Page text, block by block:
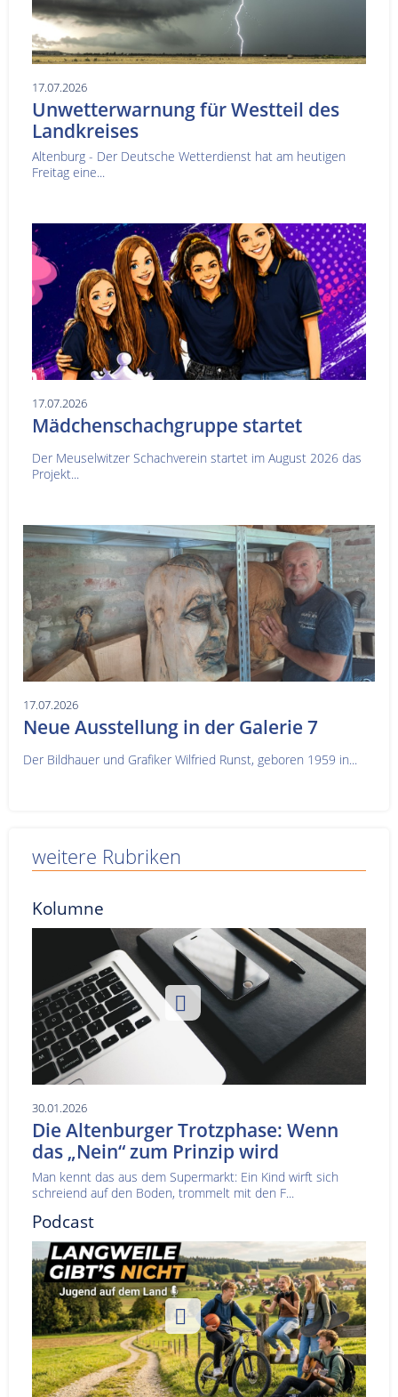
17.07.2026
Unwetterwarnung für Westteil des
Landkreises
Altenburg - Der Deutsche Wetterdienst hat am heutigen
Freitag eine...
17.07.2026
Mädchenschachgruppe startet
Der Meuselwitzer Schachverein startet im August 2026 das
Projekt...
17.07.2026
Neue Ausstellung in der Galerie 7
Der Bildhauer und Grafiker Wilfried Runst, geboren 1959 in...
weitere Rubriken
Kolumne
30.01.2026
Die Altenburger Trotzphase: Wenn
das „Nein“ zum Prinzip wird
Man kennt das aus dem Supermarkt: Ein Kind wirft sich
schreiend auf den Boden, trommelt mit den F...
Podcast